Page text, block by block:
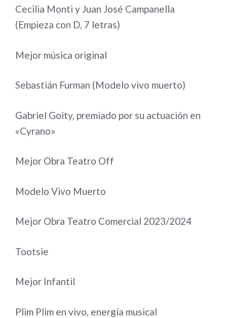
Cecilia Monti y Juan José Campanella
(Empieza con D, 7 letras)
Mejor música original
Sebastián Furman (Modelo vivo muerto)
Gabriel Goity, premiado por su actuación en
«Cyrano»
Mejor Obra Teatro Off
Modelo Vivo Muerto
Mejor Obra Teatro Comercial 2023/2024
Tootsie
Mejor Infantil
Plim Plim en vivo, energía musical